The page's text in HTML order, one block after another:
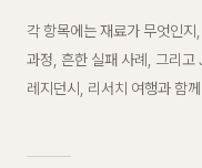
각 항목에는 재료가 무엇인
과정, 흔한 실패 사례, 그리고
레지던시, 리서치 여행과 함